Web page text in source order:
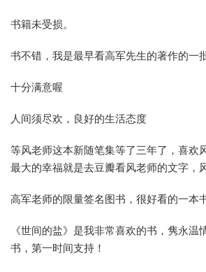
书籍未受损。
书不错，我是最早看高军先生的著作的一
十分满意喔
人间须尽欢，良好的生活态度
等风老师这本新随笔集等了三年了，喜欢
最大的幸福就是去豆瓣看风老师的文字，
高军老师的限量签名图书，很好看的一本
《世间的盐》是我非常喜欢的书，隽永温
书，第一时间支持！